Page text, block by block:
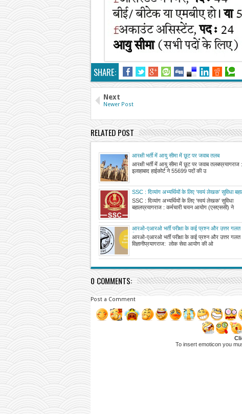
SHARE:
Next
Newer Post
RELATED POST
आरक्षी भर्ती में आयु सीमा में छूट पर जवाब तलब
आरक्षी भर्ती में आयु सीमा में छूट पर जवाब तलबप्रयागराज :
इलाहाबाद हाईकोर्ट ने 55699 पदों की उ
SSC : दिव्यांग अभ्यर्थियों के लिए ‘स्वयं लेखक’ सुविधा
SSC : दिव्यांग अभ्यर्थियों के लिए ‘स्वयं लेखक’ सुविधा
बहालप्रयागराज : कर्मचारी चयन आयोग (एसएससी) ने
आरओ-एआरओ भर्ती परीक्षा के कई प्रश्न और उत्तर गलत :
विज्ञानी
आरओ-एआरओ भर्ती परीक्षा के कई प्रश्न और उत्तर गलत :
विज्ञानीप्रयागराज: लोक सेवा आयोग की ओ
0 COMMENTS:
Post a Comment
To insert emoticon you